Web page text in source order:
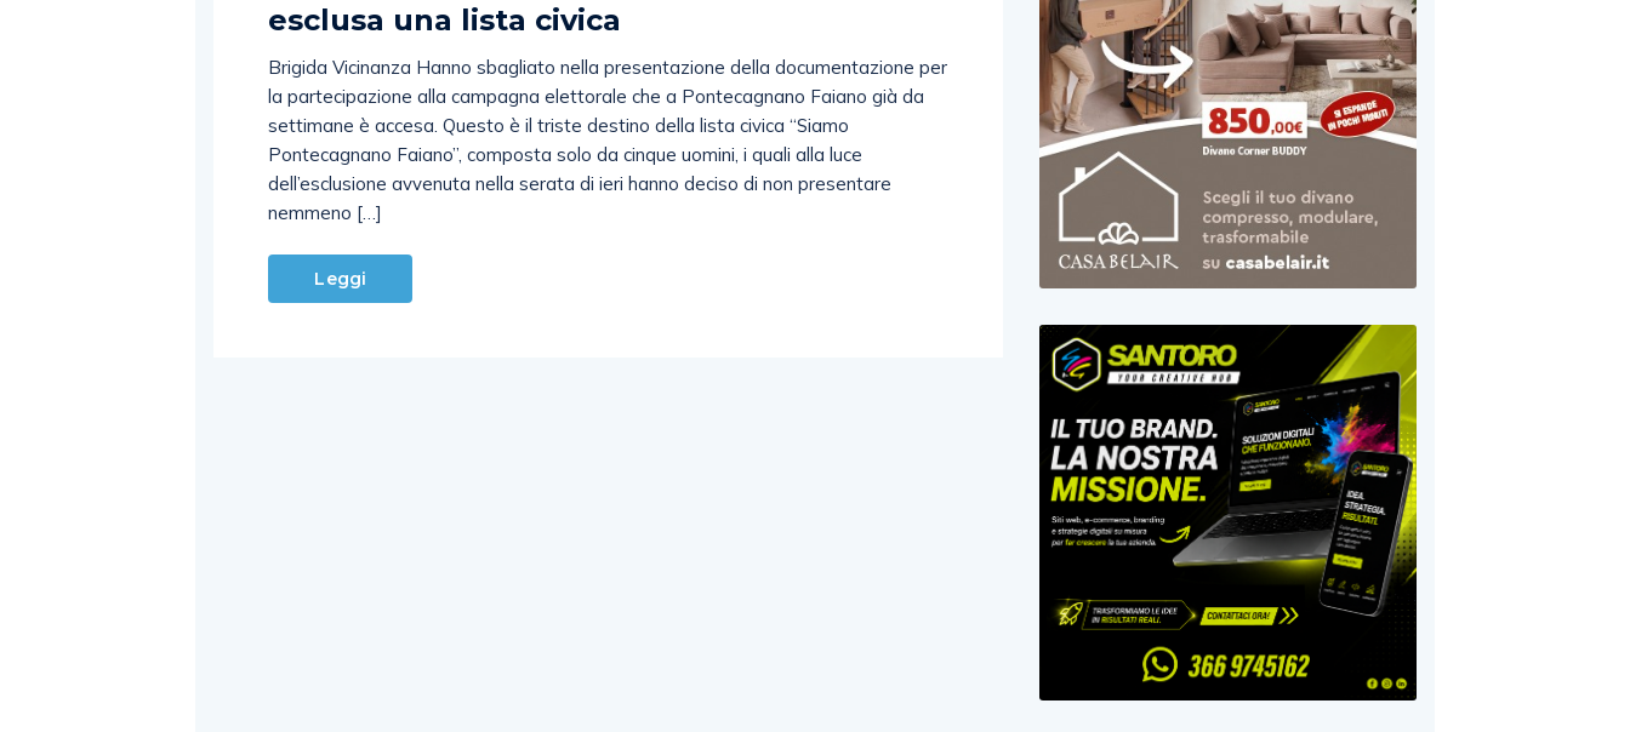
esclusa una lista civica
Brigida Vicinanza Hanno sbagliato nella presentazione della documentazione per
la partecipazione alla campagna elettorale che a Pontecagnano Faiano già da
settimane è accesa. Questo è il triste destino della lista civica “Siamo
Pontecagnano Faiano”, composta solo da cinque uomini, i quali alla luce
dell’esclusione avvenuta nella serata di ieri hanno deciso di non presentare
nemmeno […]
Leggi